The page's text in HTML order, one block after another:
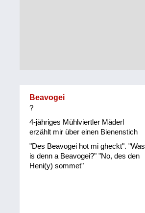
Beavogei
?
4-jähriges Mühlviertler Mäderl
erzählt mir über einen Bienenstich
"Des Beavogei hot mi gheckt". "Was
is denn a Beavogei?" "No, des den
Heni(y) sommet"